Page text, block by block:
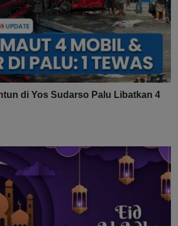
di Yos Sudarso Palu Libatkan 4